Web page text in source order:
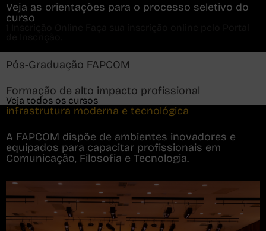
Veja as orientações para o processo seletivo do
curso
Pós-Graduação FAPCOM
Formação de alto impacto profissional
Veja todos os cursos
infrastrutura moderna e tecnológica
A FAPCOM dispõe de ambientes inovadores e
equipados para capacitar profissionais em
Comunicação, Filosofia e Tecnologia.